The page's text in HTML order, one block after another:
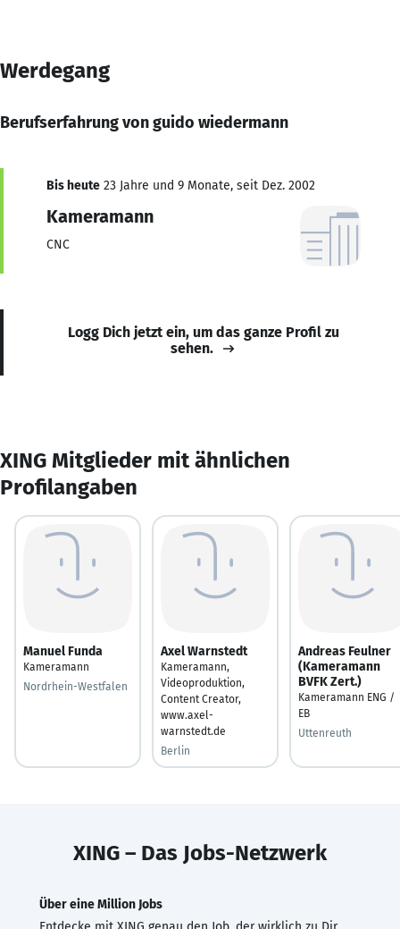
Werdegang
Berufserfahrung von guido wiedermann
Bis heute 23 Jahre und 9 Monate, seit Dez. 2002
Kameramann
CNC
Logg Dich jetzt ein, um das ganze Profil zu
sehen.
XING Mitglieder mit ähnlichen
Profilangaben
Manuel Funda
Kameramann
Nordrhein-Westfalen
Axel Warnstedt
Kameramann,
Videoproduktion,
Content Creator,
www.axel-
warnstedt.de
Berlin
Andreas Feulner
(Kameramann
BVFK Zert.)
Kameramann ENG /
EB
Uttenreuth
XING – Das Jobs-Netzwerk
Über eine Million Jobs